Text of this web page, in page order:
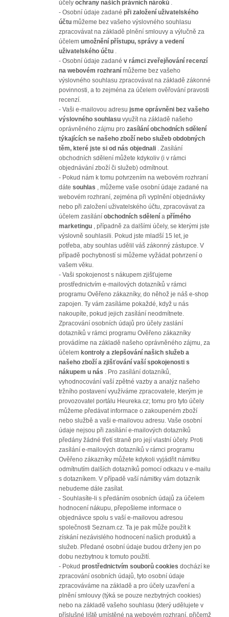
účely ochrany našich právních nároků .
- Osobní údaje zadané při založení uživatelského
účtu můžeme bez vašeho výslovného souhlasu
zpracovávat na základě plnění smlouvy a výlučně za
účelem umožnění přístupu, správy a vedení
uživatelského účtu .
- Osobní údaje zadané v rámci zveřejňování recenzí
na webovém rozhraní můžeme bez vašeho
výslovného souhlasu zpracovávat na základě zákonné
povinnosti, a to zejména za účelem ověřování pravosti
recenzí.
- Vaši e-mailovou adresu jsme oprávněni bez vašeho
výslovného souhlasu využít na základě našeho
oprávněného zájmu pro zasílání obchodních sdělení
týkajících se našeho zboží nebo služeb obdobných
těm, které jste si od nás objednali . Zasílání
obchodních sdělení můžete kdykoliv (i v rámci
objednávání zboží či služeb) odmítnout.
- Pokud nám k tomu potvrzením na webovém rozhraní
dáte souhlas , můžeme vaše osobní údaje zadané na
webovém rozhraní, zejména při vyplnění objednávky
nebo při založení uživatelského účtu, zpracovávat za
účelem zasílání obchodních sdělení a přímého
marketingu , případně za dalšími účely, se kterými jste
výslovně souhlasili. Pokud jste mladší 15 let, je
potřeba, aby souhlas udělil váš zákonný zástupce. V
případě pochybností si můžeme vyžádat potvrzení o
vašem věku.
- Vaši spokojenost s nákupem zjišťujeme
prostřednictvím e-mailových dotazníků v rámci
programu Ověřeno zákazníky, do něhož je náš e-shop
zapojen. Ty vám zasíláme pokaždé, když u nás
nakoupíte, pokud jejich zasílání neodmítnete.
Zpracování osobních údajů pro účely zaslání
dotazníků v rámci programu Ověřeno zákazníky
provádíme na základě našeho oprávněného zájmu, za
účelem kontroly a zlepšování našich služeb a
našeho zboží a zjišťování vaší spokojenosti s
nákupem u nás . Pro zasílání dotazníků,
vyhodnocování vaší zpětné vazby a analýz našeho
tržního postavení využíváme zpracovatele, kterým je
provozovatel portálu Heureka.cz; tomu pro tyto účely
můžeme předávat informace o zakoupeném zboží
nebo službě a vaši e-mailovou adresu. Vaše osobní
údaje nejsou při zasílání e-mailových dotazníků
předány žádné třetí straně pro její vlastní účely. Proti
zasílání e-mailových dotazníků v rámci programu
Ověřeno zákazníky můžete kdykoli vyjádřit námitku
odmítnutím dalších dotazníků pomocí odkazu v e-mailu
s dotazníkem. V případě vaší námitky vám dotazník
nebudeme dále zasílat.
- Souhlasíte-li s předáním osobních údajů za účelem
hodnocení nákupu, přepošleme informace o
objednávce spolu s vaší e-mailovou adresou
společnosti Seznam.cz. Ta je pak může použít k
získání nezávislého hodnocení našich produktů a
služeb. Předané osobní údaje budou drženy jen po
dobu nezbytnou k tomuto použití.
- Pokud prostřednictvím souborů cookies dochází ke
zpracování osobních údajů, tyto osobní údaje
zpracováváme na základě a pro účely uzavření a
plnění smlouvy (týká se pouze nezbytných cookies)
nebo na základě vašeho souhlasu (který udělujete v
příslušné liště umístěné na webovém rozhraní, přičemž